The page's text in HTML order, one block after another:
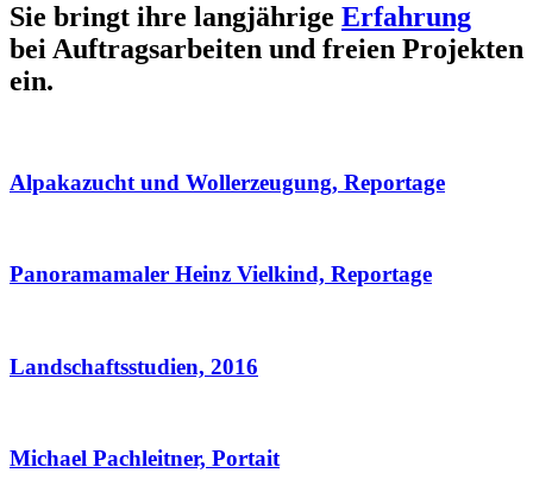
Sie bringt ihre langjährige Erfahrung
bei Auftragsarbeiten und freien Projekten
ein.
Alpakazucht und Wollerzeugung, Reportage
Panoramamaler Heinz Vielkind, Reportage
Landschaftsstudien, 2016
Michael Pachleitner, Portait